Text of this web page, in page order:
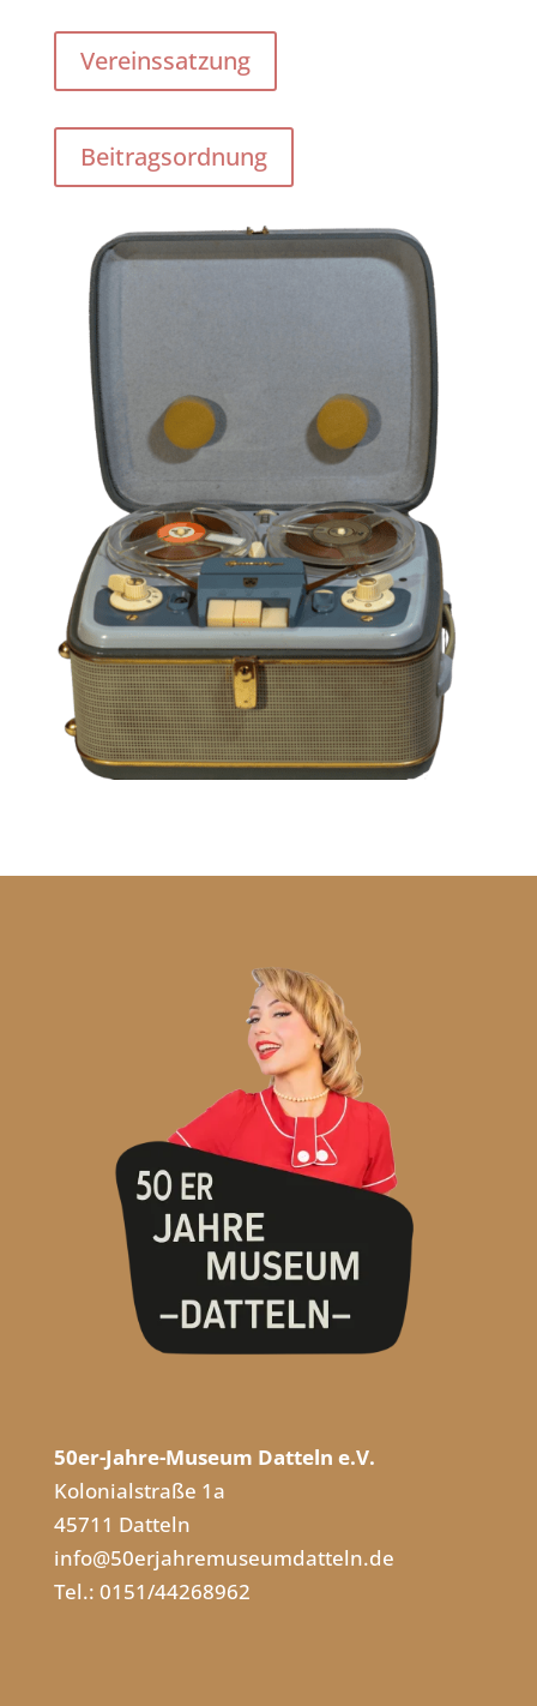
Vereinssatzung
Beitragsordnung
50er-Jahre-Museum Datteln e.V.
Kolonialstraße 1a
45711 Datteln
info@50erjahremuseumdatteln.de
Tel.: 0151/44268962